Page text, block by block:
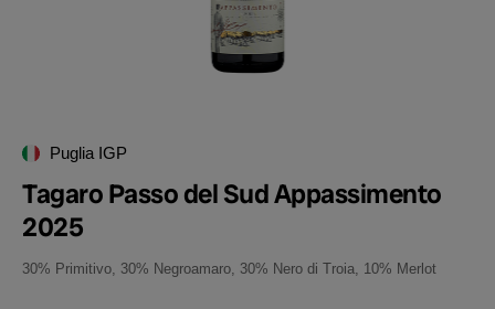
Puglia IGP
Tagaro Passo del Sud Appassimento
2025
30% Primitivo, 30% Negroamaro, 30% Nero di Troia, 10% Merlot